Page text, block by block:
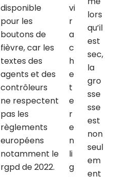
disponible
pour les
boutons de
fièvre, car les
textes des
agents et des
contrôleurs
ne respectent
pas les
règlements
européens
notamment le
rgpd de 2022.
vi
r
a
c
h
e
t
e
r
e
n
li
g
lors
qu’il
est
sec,
la
gro
sse
sse
est
non
seul
em
ent